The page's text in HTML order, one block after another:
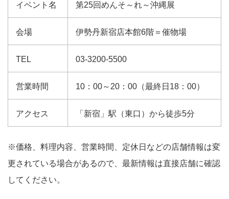
イベント名 第25回めんそ～れ～沖縄展
会場 伊勢丹新宿店本館6階＝催物場
TEL 03-3200-5500
営業時間 10：00～20：00（最終日18：00）
アクセス 「新宿」駅（東口）から徒歩5分
※価格、料理内容、営業時間、定休日などの店舗情報は変
更されている場合があるので、最新情報は直接店舗に確認
してください。